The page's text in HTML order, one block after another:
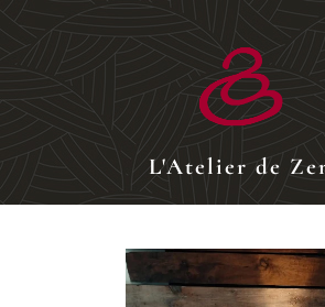
L'Atelier de